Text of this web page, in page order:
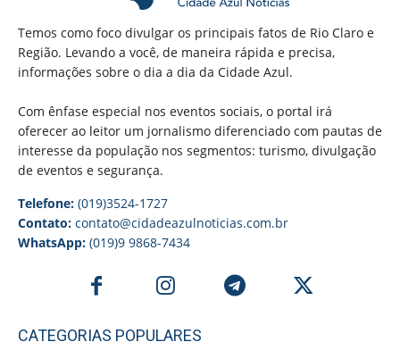
Temos como foco divulgar os principais fatos de Rio Claro e
Região. Levando a você, de maneira rápida e precisa,
informações sobre o dia a dia da Cidade Azul.
Com ênfase especial nos eventos sociais, o portal irá
oferecer ao leitor um jornalismo diferenciado com pautas de
interesse da população nos segmentos: turismo, divulgação
de eventos e segurança.
Telefone: (019)3524-1727
Contato: contato@cidadeazulnoticias.com.br
WhatsApp: (019)9 9868-7434
CATEGORIAS POPULARES